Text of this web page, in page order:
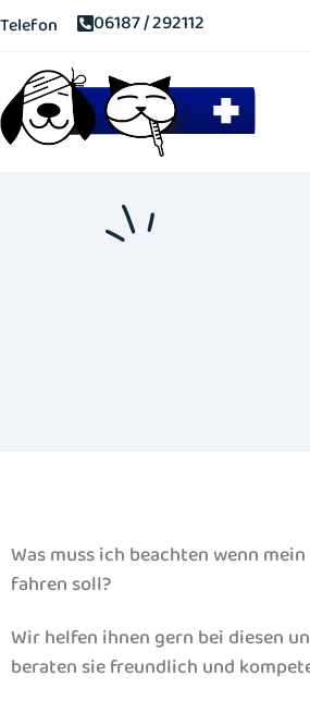
Telefon 06187 / 292112
Was muss ich beachten wenn
fahren soll?
Wir helfen ihnen gern bei diesen
beraten sie freundlich und